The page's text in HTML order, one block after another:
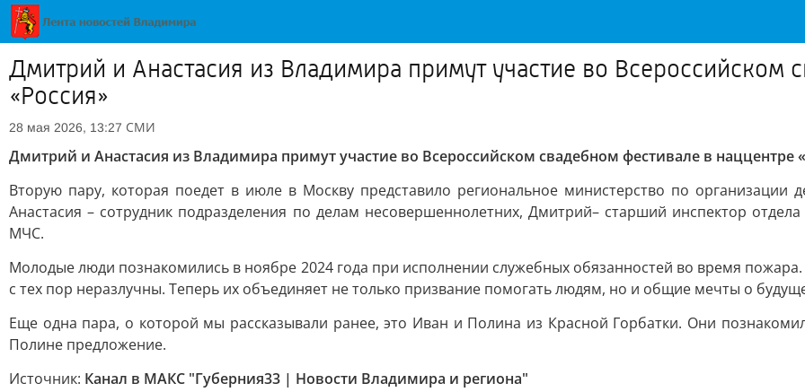
Дмитрий и Анастасия из Владимира примут участие во Всероссийском
«Россия»
28 мая 2026, 13:27 СМИ
Дмитрий и Анастасия из Владимира примут участие во Всероссийском свадебном фестивале в наццентре
Вторую пару, которая поедет в июле в Москву представило региональное министерство по организации
Анастасия – сотрудник подразделения по делам несовершеннолетних, Дмитрий– старший инспектор
МЧС.
Молодые люди познакомились в ноябре 2024 года при исполнении служебных обязанностей во время
с тех пор неразлучны. Теперь их объединяет не только призвание помогать людям, но и общие мечты о
Еще одна пара, о которой мы рассказывали ранее, это Иван и Полина из Красной Горбатки. Они
Полине предложение.
Источник: Канал в МАКС "Губерния33 | Новости Владимира и региона"